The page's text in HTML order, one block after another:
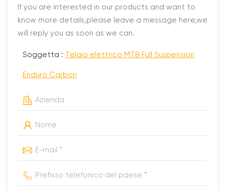
If you are interested in our products and want to
know more details,please leave a message here,we
will reply you as soon as we can.
Soggetta : Telaio elettrico MTB Full Suspension
Enduro Carbon